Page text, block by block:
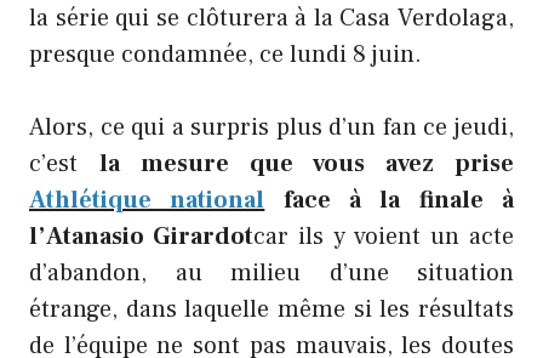
la série qui se clôturera à la Casa Verdolaga,
presque condamnée, ce lundi 8 juin.
Alors, ce qui a surpris plus d’un fan ce jeudi,
c’est la mesure que vous avez prise
Athlétique national face à la finale à
l’Atanasio Girardotcar ils y voient un acte
d’abandon, au milieu d’une situation
étrange, dans laquelle même si les résultats
de l’équipe ne sont pas mauvais, les doutes